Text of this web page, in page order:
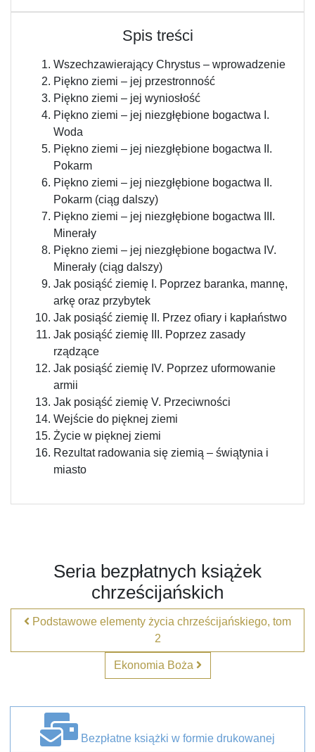
Spis treści
Wszechzawierający Chrystus – wprowadzenie
Piękno ziemi – jej przestronność
Piękno ziemi – jej wyniosłość
Piękno ziemi – jej niezgłębione bogactwa I.
Woda
Piękno ziemi – jej niezgłębione bogactwa II.
Pokarm
Piękno ziemi – jej niezgłębione bogactwa II.
Pokarm (ciąg dalszy)
Piękno ziemi – jej niezgłębione bogactwa III.
Minerały
Piękno ziemi – jej niezgłębione bogactwa IV.
Minerały (ciąg dalszy)
Jak posiąść ziemię I. Poprzez baranka, mannę,
arkę oraz przybytek
Jak posiąść ziemię II. Przez ofiary i kapłaństwo
Jak posiąść ziemię III. Poprzez zasady
rządzące
Jak posiąść ziemię IV. Poprzez uformowanie
armii
Jak posiąść ziemię V. Przeciwności
Wejście do pięknej ziemi
Życie w pięknej ziemi
Rezultat radowania się ziemią – świątynia i
miasto
Seria bezpłatnych książek
chrześcijańskich
Podstawowe elementy życia chrześcijańskiego, tom
2
Ekonomia Boża
Bezpłatne książki w formie drukowanej